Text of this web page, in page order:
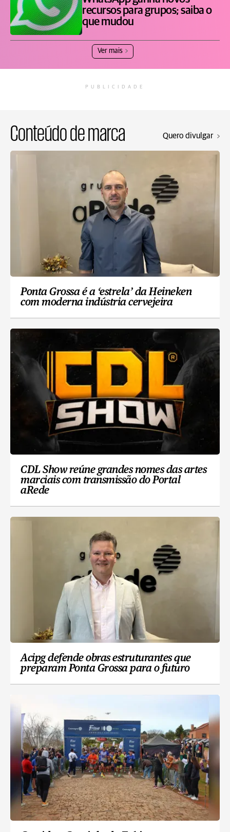
recursos para grupos; saiba o
que mudou
Ver mais
PUBLICIDADE
Conteúdo de marca Quero divulgar
Ponta Grossa é a ‘estrela’ da Heineken
com moderna indústria cervejeira
CDL Show reúne grandes nomes das artes
marciais com transmissão do Portal
aRede
Acipg defende obras estruturantes que
preparam Ponta Grossa para o futuro